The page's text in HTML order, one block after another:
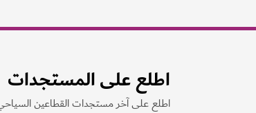
اطلع على المستجدات
اطلع على آخر مستجدات القطاعين